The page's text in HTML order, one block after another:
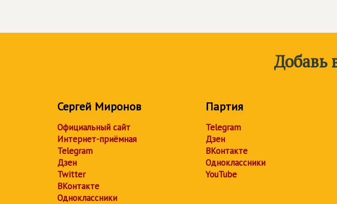
Добавь
Сергей Миронов
Официальный сайт
Интернет-приёмная
Telegram
Дзен
Twitter
ВКонтакте
Одноклассники
Партия
Telegram
Дзен
ВКонтакте
Одноклассники
YouTube